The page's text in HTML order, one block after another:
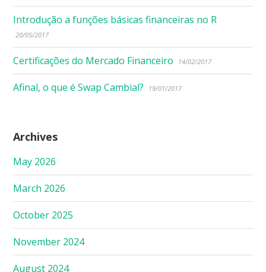
Introdução a funções básicas financeiras no R
20/05/2017
Certificações do Mercado Financeiro 14/02/2017
Afinal, o que é Swap Cambial? 19/01/2017
Archives
May 2026
March 2026
October 2025
November 2024
August 2024